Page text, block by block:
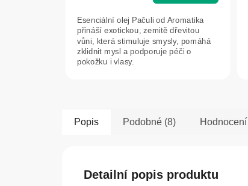
Esenciální olej Pačuli od Aromatika
přináší exotickou, zemitě dřevitou
vůni, která stimuluje smysly, pomáhá
zklidnit mysl a podporuje péči o
pokožku i vlasy.
Popis Podobné (8) Hodnocení
Detailní popis produktu